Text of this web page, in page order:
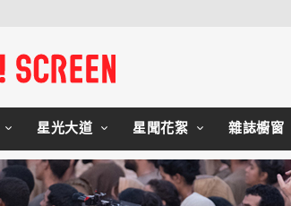
星光大道 星聞花絮 雜誌櫥窗